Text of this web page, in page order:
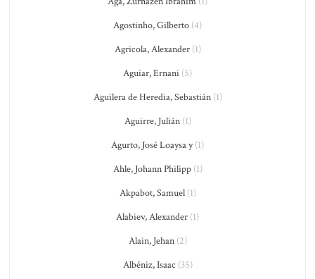
Agostinho, Gilberto (4)
Agricola, Alexander(1)
Aguiar, Ernani (5)
Aguilera de Heredia, Sebastián(1)
Aguirre, Julián(1)
Agurto, José Loaysa y(1)
Ahle, Johann Philipp(1)
Akpabot, Samuel(1)
Alabiev, Alexander (1)
Alain, Jehan(2)
Albéniz, Isaac (35)